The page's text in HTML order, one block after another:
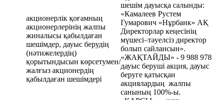
акционерлік қоғамның
акционерлерінің жалпы
жиналысы қабылдаған
шешімдер, дауыс берудің
(нәтижелердің)
қорытындысын көрсетумен/
жалғыз акционердің
қабылдаған шешімдері
шешім дауысқа салынды:
«Камалеев Рустем
Гумарович «Нұрбанк» АҚ
Директорлар кеңесінің
мүшесі–тәуелсіз директор
болып сайлансын».
«ЖАҚТАЙДЫ» - 9 988 978
дауыс беруші акция, дауыс
беруге қатысқан
акциялардың жалпы
санының 100%-ы.